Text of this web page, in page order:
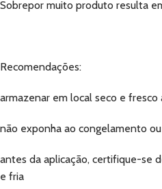
Sobrepor muito produto resulta
Recomendações:
armazenar em local seco e
não exponha ao congelamento
antes da aplicação, certifique-se
e fria